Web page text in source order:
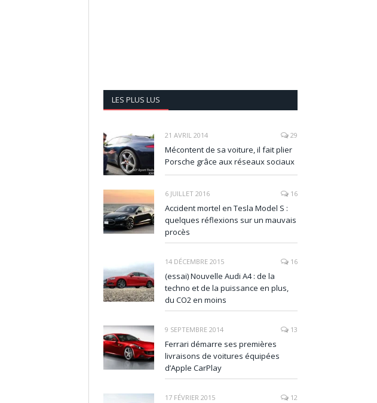
LES PLUS LUS
21 AVRIL 2014 29
Mécontent de sa voiture, il fait plier
Porsche grâce aux réseaux sociaux
6 JUILLET 2016 16
Accident mortel en Tesla Model S :
quelques réflexions sur un mauvais
procès
14 DÉCEMBRE 2015 16
(essai) Nouvelle Audi A4 : de la
techno et de la puissance en plus,
du CO2 en moins
9 SEPTEMBRE 2014 13
Ferrari démarre ses premières
livraisons de voitures équipées
d’Apple CarPlay
17 FÉVRIER 2015 12